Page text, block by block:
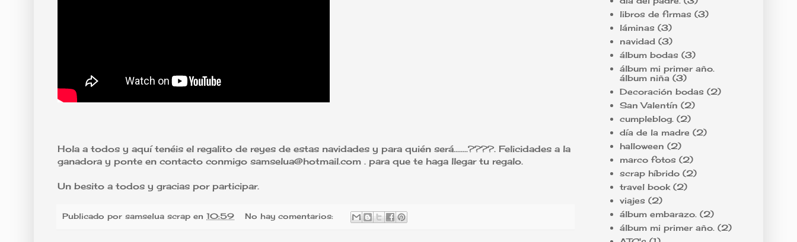
Hola a todos y aquí tenéis el regalito de reyes de estas navidades y para quién será........????. Felicidades a la
ganadora y ponte en contacto conmigo samselua@hotmail.com . para que te haga llegar tu regalo.
Un besito a todos y gracias por participar.
Publicado por samselua scrap en 10:59 No hay comentarios:
libros de firmas (3)
láminas (3)
navidad (3)
álbum bodas (3)
álbum mi primer año.
álbum niña (3)
Decoración bodas (2)
San Valentín (2)
cumpleblog. (2)
día de la madre (2)
halloween (2)
marco fotos (2)
scrap híbrido (2)
travel book (2)
viajes (2)
álbum embarazo. (2)
álbum mi primer año. (2)